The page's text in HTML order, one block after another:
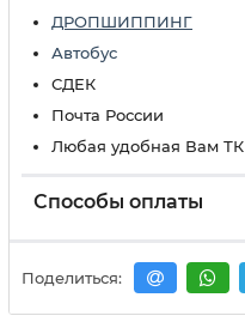
ДРОПШИППИНГ
Автобус
СДЕК
Почта России
Любая удобная Вам ТК
Способы оплаты
Поделиться: